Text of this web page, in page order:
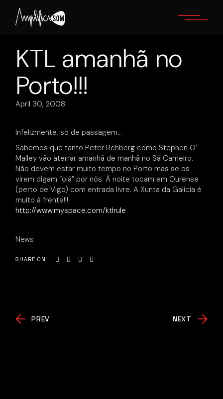
content
KTL amanhã no
Porto!!!
April 30, 2008
Infelizmente, só de passagem…
Sabemos que tanto Peter Rehberg como Stephen O’
Malley vão aterrar amanhã de manhã no Sá Carneiro.
Não devem estar muito tempo no Porto mas se os
virem digam “olá” por nós. À noite tocam em Ourense
(perto de Vigo) com entrada livre. A Xunta da Galicia é
muito à frente!!!
http://www.myspace.com/ktlrule
News
SHARE ON
PREV NEXT